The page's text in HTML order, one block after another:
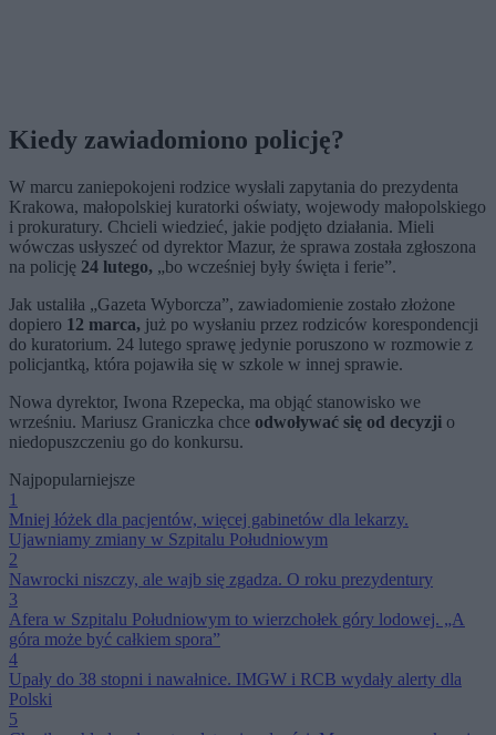
Kiedy zawiadomiono policję?
W marcu zaniepokojeni rodzice wysłali zapytania do prezydenta
Krakowa, małopolskiej kuratorki oświaty, wojewody małopolskiego
i prokuratury. Chcieli wiedzieć, jakie podjęto działania. Mieli
wówczas usłyszeć od dyrektor Mazur, że sprawa została zgłoszona
na policję 24 lutego, „bo wcześniej były święta i ferie”.
Jak ustaliła „Gazeta Wyborcza”, zawiadomienie zostało złożone
dopiero 12 marca, już po wysłaniu przez rodziców korespondencji
do kuratorium. 24 lutego sprawę jedynie poruszono w rozmowie z
policjantką, która pojawiła się w szkole w innej sprawie.
Nowa dyrektor, Iwona Rzepecka, ma objąć stanowisko we
wrześniu. Mariusz Graniczka chce odwoływać się od decyzji o
niedopuszczeniu go do konkursu.
Najpopularniejsze
1
Mniej łóżek dla pacjentów, więcej gabinetów dla lekarzy.
Ujawniamy zmiany w Szpitalu Południowym
2
Nawrocki niszczy, ale wajb się zgadza. O roku prezydentury
3
Afera w Szpitalu Południowym to wierzchołek góry lodowej. „A
góra może być całkiem spora”
4
Upały do 38 stopni i nawałnice. IMGW i RCB wydały alerty dla
Polski
5